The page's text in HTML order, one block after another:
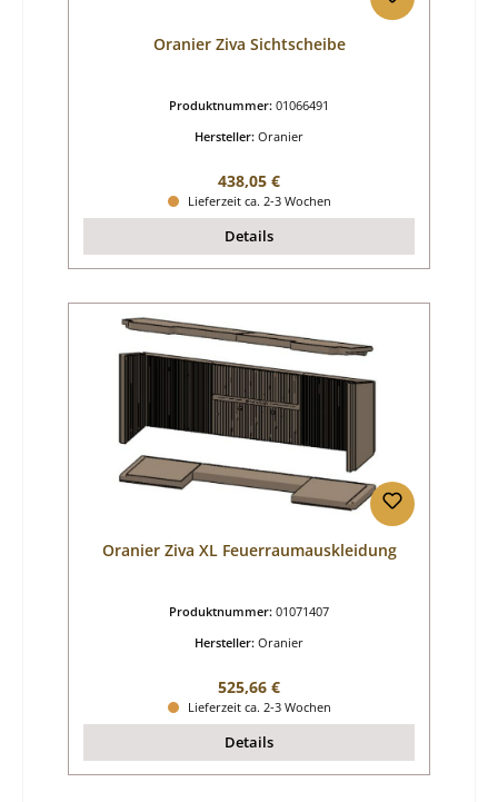
Oranier Ziva Sichtscheibe
Produktnummer: 01066491
Hersteller: Oranier
Regulärer Preis:
438,05 €
Lieferzeit ca. 2-3 Wochen
Details
Oranier Ziva XL Feuerraumauskleidung
Produktnummer: 01071407
Hersteller: Oranier
Regulärer Preis:
525,66 €
Lieferzeit ca. 2-3 Wochen
Details